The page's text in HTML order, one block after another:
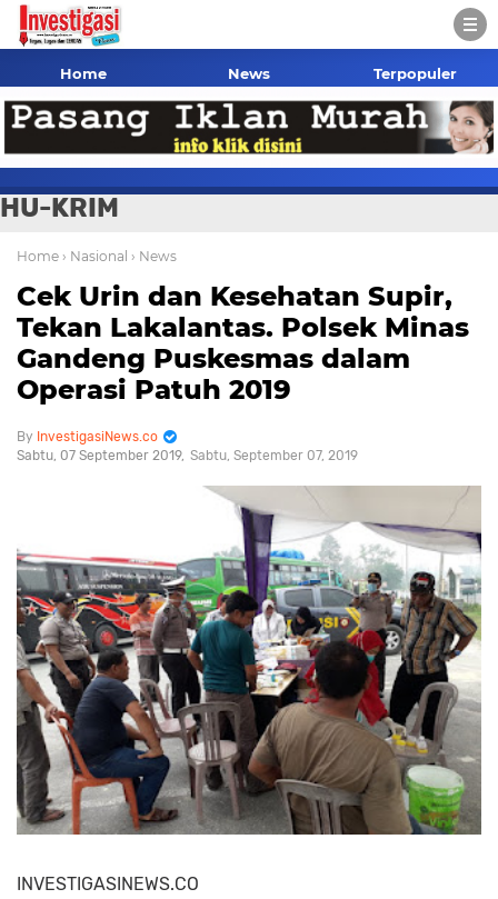
Home News Terpopuler
HU-KRIM
Home › Nasional › News
Cek Urin dan Kesehatan Supir,
Tekan Lakalantas. Polsek Minas
Gandeng Puskesmas dalam
Operasi Patuh 2019
InvestigasiNews.co
Sabtu, 07 September 2019 Sabtu, September 07, 2019
INVESTIGASINEWS.CO